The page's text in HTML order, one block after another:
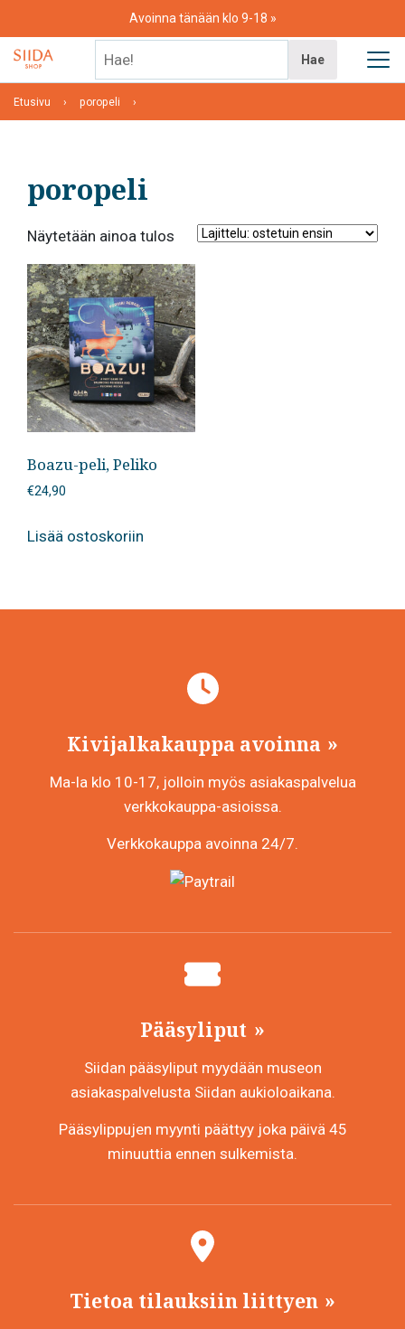
content
Avoinna tänään klo 9-18
Hae
Etusivu poropeli
poropeli
Näytetään ainoa tulos
Boazu-peli, Peliko
€24,90
Lisää ostoskoriin
Kivijalkakauppa avoinna
Ma-la klo 10-17, jolloin myös asiakaspalvelua
verkkokauppa-asioissa.
Verkkokauppa avoinna 24/7.
Pääsyliput
Siidan pääsyliput myydään museon
asiakaspalvelusta Siidan aukioloaikana.
Pääsylippujen myynti päättyy joka päivä 45
minuuttia ennen sulkemista.
Tietoa tilauksiin liittyen